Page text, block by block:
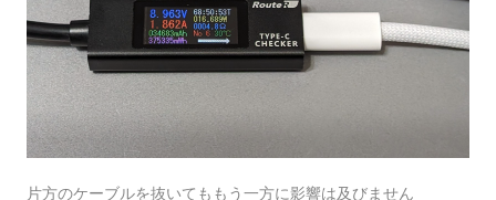
片方のケーブルを抜いてももう一方に影響は及びません